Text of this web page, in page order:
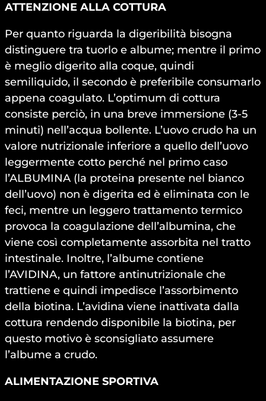
ATTENZIONE ALLA COTTURA
Per quanto riguarda la digeribilità bisogna
distinguere tra tuorlo e albume; mentre il primo
è meglio digerito alla coque, quindi
semiliquido, il secondo è preferibile consumarlo
appena coagulato. L’optimum di cottura
consiste perciò, in una breve immersione (3-5
minuti) nell’acqua bollente. L’uovo crudo ha un
valore nutrizionale inferiore a quello dell’uovo
leggermente cotto perché nel primo caso
l’ALBUMINA (la proteina presente nel bianco
dell’uovo) non è digerita ed è eliminata con le
feci, mentre un leggero trattamento termico
provoca la coagulazione dell’albumina, che
viene così completamente assorbita nel tratto
intestinale. Inoltre, l’albume contiene
l’AVIDINA, un fattore antinutrizionale che
trattiene e quindi impedisce l’assorbimento
della biotina. L’avidina viene inattivata dalla
cottura rendendo disponibile la biotina, per
questo motivo è sconsigliato assumere
l’albume a crudo.
ALIMENTAZIONE SPORTIVA